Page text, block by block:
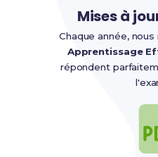
Mises à
Chaque année,
Apprentissage
répondent